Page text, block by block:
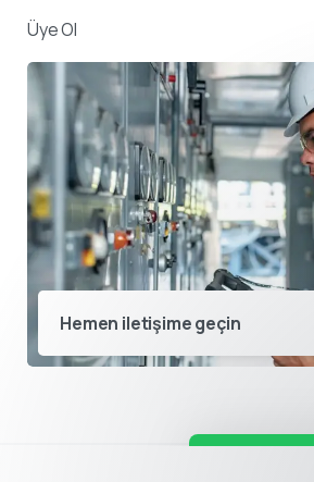
Üye Ol
Hemen iletişime geçin
Destek
👋 Merhaba,
olabiliriz?